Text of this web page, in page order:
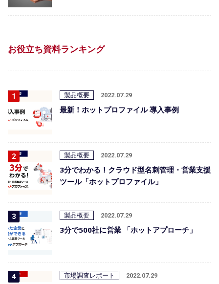
お役立ち資料ランキング
製品概要 2022.07.29
最新！ホットプロファイル 導入事例
製品概要 2022.07.29
3分でわかる！クラウド型名刺管理・営業支援
ツール「ホットプロファイル」
製品概要 2022.07.29
3分で500社に営業 「ホットアプローチ」
市場調査レポート 2022.07.29